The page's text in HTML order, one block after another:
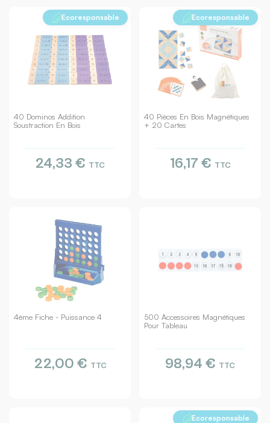
40 Dominos Addition
Soustraction En Bois
Ecoresponsable
24,33 € TTC
40 Pièces En Bois Magnétiques
+ 20 Cartes
Ecoresponsable
16,17 € TTC
4ème Fiche - Puissance 4
22,00 € TTC
500 Accessoires Magnétiques
Pour Tableau
98,94 € TTC
Ecoresponsable